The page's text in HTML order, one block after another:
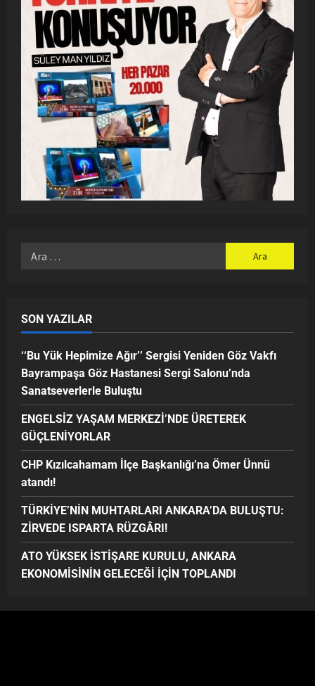
SON YAZILAR
‘‘Bu Yük Hepimize Ağır’’ Sergisi Yeniden Göz Vakfı
Bayrampaşa Göz Hastanesi Sergi Salonu’nda
Sanatseverlerle Buluştu
ENGELSİZ YAŞAM MERKEZİ’NDE ÜRETEREK
GÜÇLENİYORLAR
CHP Kızılcahamam İlçe Başkanlığı’na Ömer Ünnü
atandı!
TÜRKİYE’NİN MUHTARLARI ANKARA’DA BULUŞTU:
ZİRVEDE ISPARTA RÜZGÂRI!
ATO YÜKSEK İSTİŞARE KURULU, ANKARA
EKONOMİSİNİN GELECEĞİ İÇİN TOPLANDI